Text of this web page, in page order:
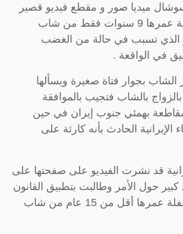
ميديا صور و مقطع فيديو قصير
الحفل زفاف طفلة عمرها 9 سنوات فقط من شاب
الذي تسبب في حالة من الغضب
في الواقعة .
الشاب بجوار فتاة صغيرة ويسألها
بالشاب فتجيب بالموافقة
بهمئي جنوب إيران في حين
الإيرانية الحادث بأنه كارثة على
قد نشرت الفيديو على صفحتها على
حول الأمر وطالبت بتطبيق القانون
الذي يمنع زواج طفلة عمرها أقل من 15 عام من شاب